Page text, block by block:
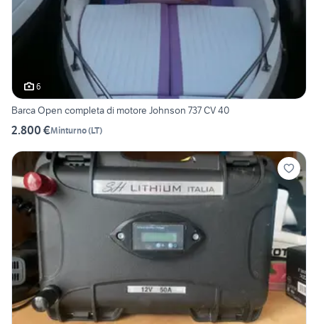
6
Barca Open completa di motore Johnson 737 CV 40
2.800 €Minturno(LT)